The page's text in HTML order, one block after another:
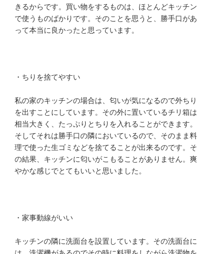
きるからです。買い物をするものは、ほとんどキッチン
で使うものばかりです。そのことを思うと、勝手口があ
って本当に良かったと思っています。
・ちりを捨てやすい
私の家のキッチンの場合は、匂いが気になるので外ちり
を出すことにしています。その外に置いているチリ箱は
相当大きく、たっぷりとちりを入れることができます。
そしてそれは勝手口の隣においているので、そのまま料
理で使った生ゴミなどを捨てることが出来るのです。そ
の結果、キッチンに匂いがこもることがありません。爽
やかな感じでとてもいいと思いました。
・家事動線がいい
キッチンの隣に洗面台を設置しています。その洗面台に